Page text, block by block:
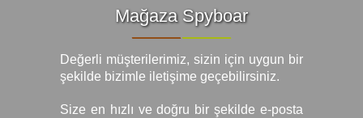
Mağaza Spyboar
Değerli müşterilerimiz, sizin için uygun bir
şekilde bizimle iletişime geçebilirsiniz.
Size en hızlı ve doğru bir şekilde e-posta